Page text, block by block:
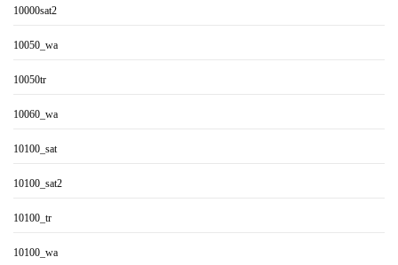
10000sat2
10050_wa
10050tr
10060_wa
10100_sat
10100_sat2
10100_tr
10100_wa